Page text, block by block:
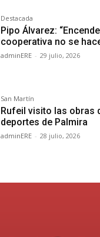
Destacada
Pipo Álvarez:
cooperativa no se
adminERE - 29 julio, 2026
San Martín
Rufeil visito las obras
deportes de Palmira
adminERE - 28 julio, 2026